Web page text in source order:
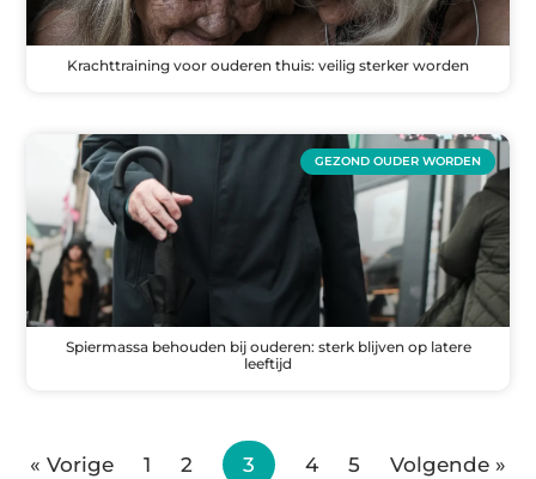
Krachttraining voor ouderen thuis: veilig sterker worden
GEZOND OUDER WORDEN
Spiermassa behouden bij ouderen: sterk blijven op latere
leeftijd
« Vorige 1 2 3 4 5 Volgende »